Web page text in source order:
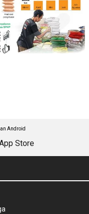
Android